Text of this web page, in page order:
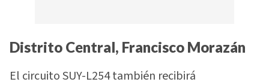
Distrito Central, Francisco Morazán
El circuito SUY-L254 también recibirá